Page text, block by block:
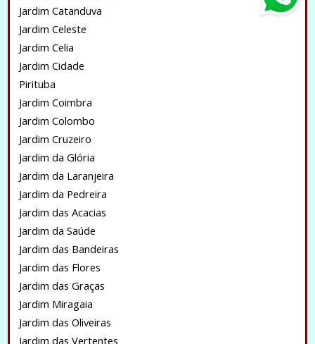
Jardim Catanduva
Jardim Celeste
Jardim Celia
Jardim Cidade
Pirituba
Jardim Coimbra
Jardim Colombo
Jardim Cruzeiro
Jardim da Glória
Jardim da Laranjeira
Jardim da Pedreira
Jardim das Acacias
Jardim da Saúde
Jardim das Bandeiras
Jardim das Flores
Jardim das Graças
Jardim Miragaia
Jardim das Oliveiras
Jardim das Vertentes